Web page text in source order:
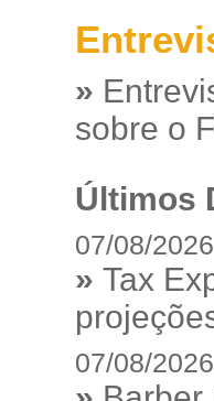
»
sobre o
Últimos
07/08/2026
» Tax
07/08/2026